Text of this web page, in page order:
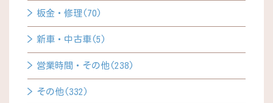
板金・修理(70)
新車・中古車(5)
営業時間・その他(238)
その他(332)